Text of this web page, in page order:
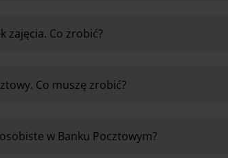
zajęcia. Co zrobić?
Co muszę zrobić?
w Banku Pocztowym?